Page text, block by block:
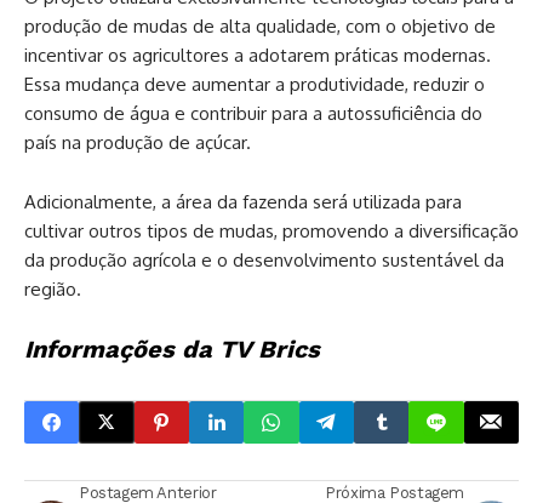
produção de mudas de alta qualidade, com o objetivo de
incentivar os agricultores a adotarem práticas modernas.
Essa mudança deve aumentar a produtividade, reduzir o
consumo de água e contribuir para a autossuficiência do
país na produção de açúcar.
Adicionalmente, a área da fazenda será utilizada para
cultivar outros tipos de mudas, promovendo a diversificação
da produção agrícola e o desenvolvimento sustentável da
região.
Informações da TV Brics
Postagem Anterior Próxima Postagem